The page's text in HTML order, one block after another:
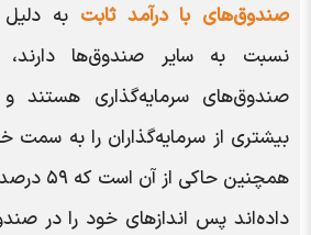
صندوق‌های با درآمد ثابت به
نسبت به سایر صندوق‌ها دارند،
صندوق‌های سرمایه‌گذاری هستند و
بیشتری از سرمایه‌گذاران را به سمت
همچنین
داده‌اند پس اندازهای خود را در